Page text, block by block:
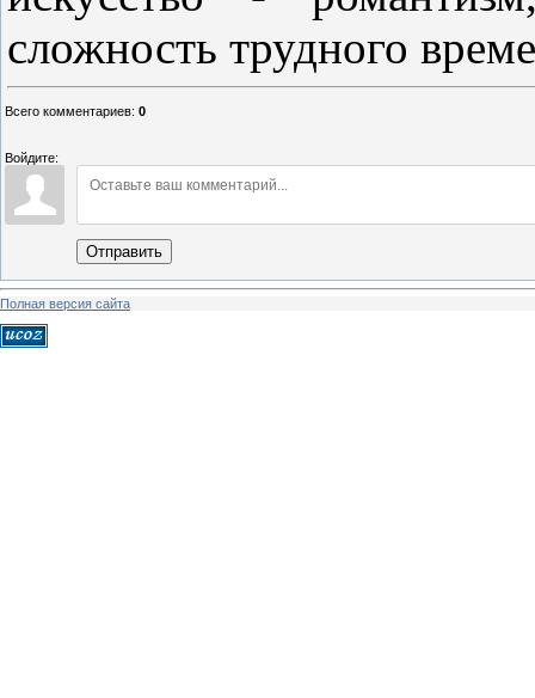
сложность трудного
Всего комментариев: 0
Войдите:
Отправить
Полная версия сайта